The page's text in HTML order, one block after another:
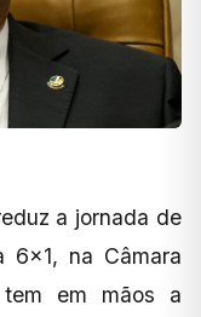
a jornada de
6×1, na Câmara
em mãos a